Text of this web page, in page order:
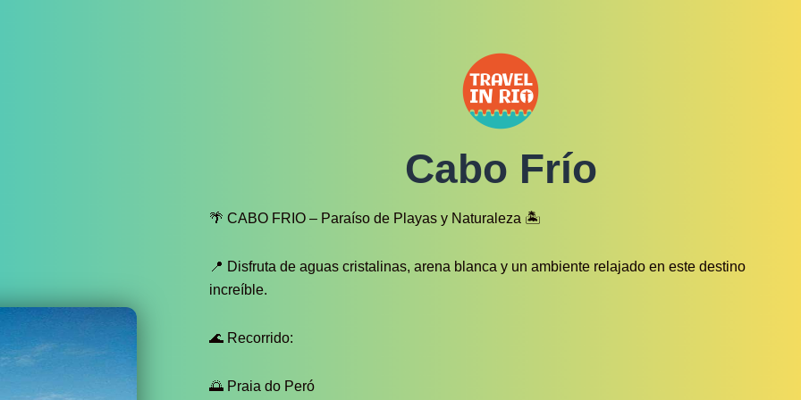
Cabo Frío
🌴 CABO FRIO – Paraíso de Playas y Naturaleza 🏝
📍 Disfruta de aguas cristalinas, arena blanca y un ambiente relajado en este destino
increíble.
🌊 Recorrido:
🌅 Praia do Peró